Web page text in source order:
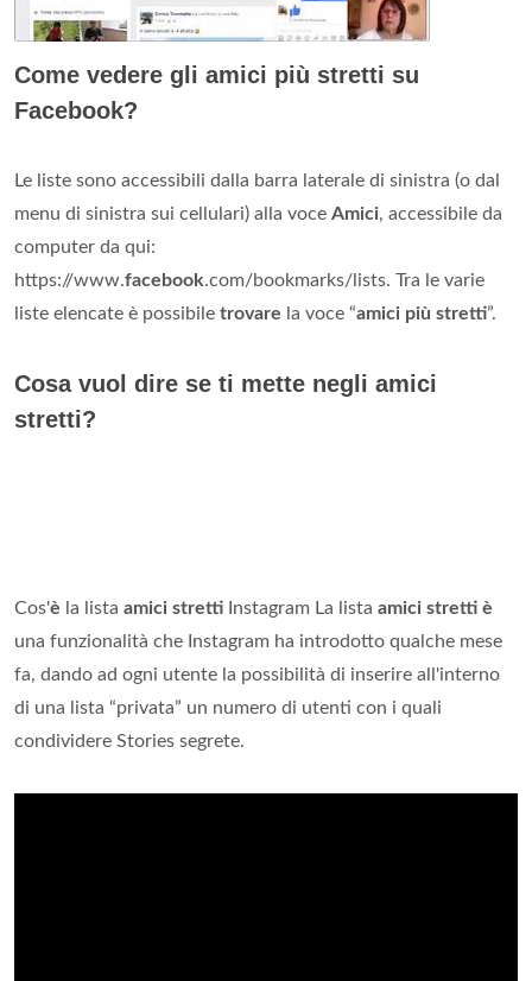
Come vedere gli amici più stretti su
Facebook?
Le liste sono accessibili dalla barra laterale di sinistra (o dal
menu di sinistra sui cellulari) alla voce Amici, accessibile da
computer da qui:
https://www.facebook.com/bookmarks/lists. Tra le varie
liste elencate è possibile trovare la voce “amici più stretti”.
Cosa vuol dire se ti mette negli amici
stretti?
Cos'è la lista amici stretti Instagram La lista amici stretti è
una funzionalità che Instagram ha introdotto qualche mese
fa, dando ad ogni utente la possibilità di inserire all'interno
di una lista “privata” un numero di utenti con i quali
condividere Stories segrete.